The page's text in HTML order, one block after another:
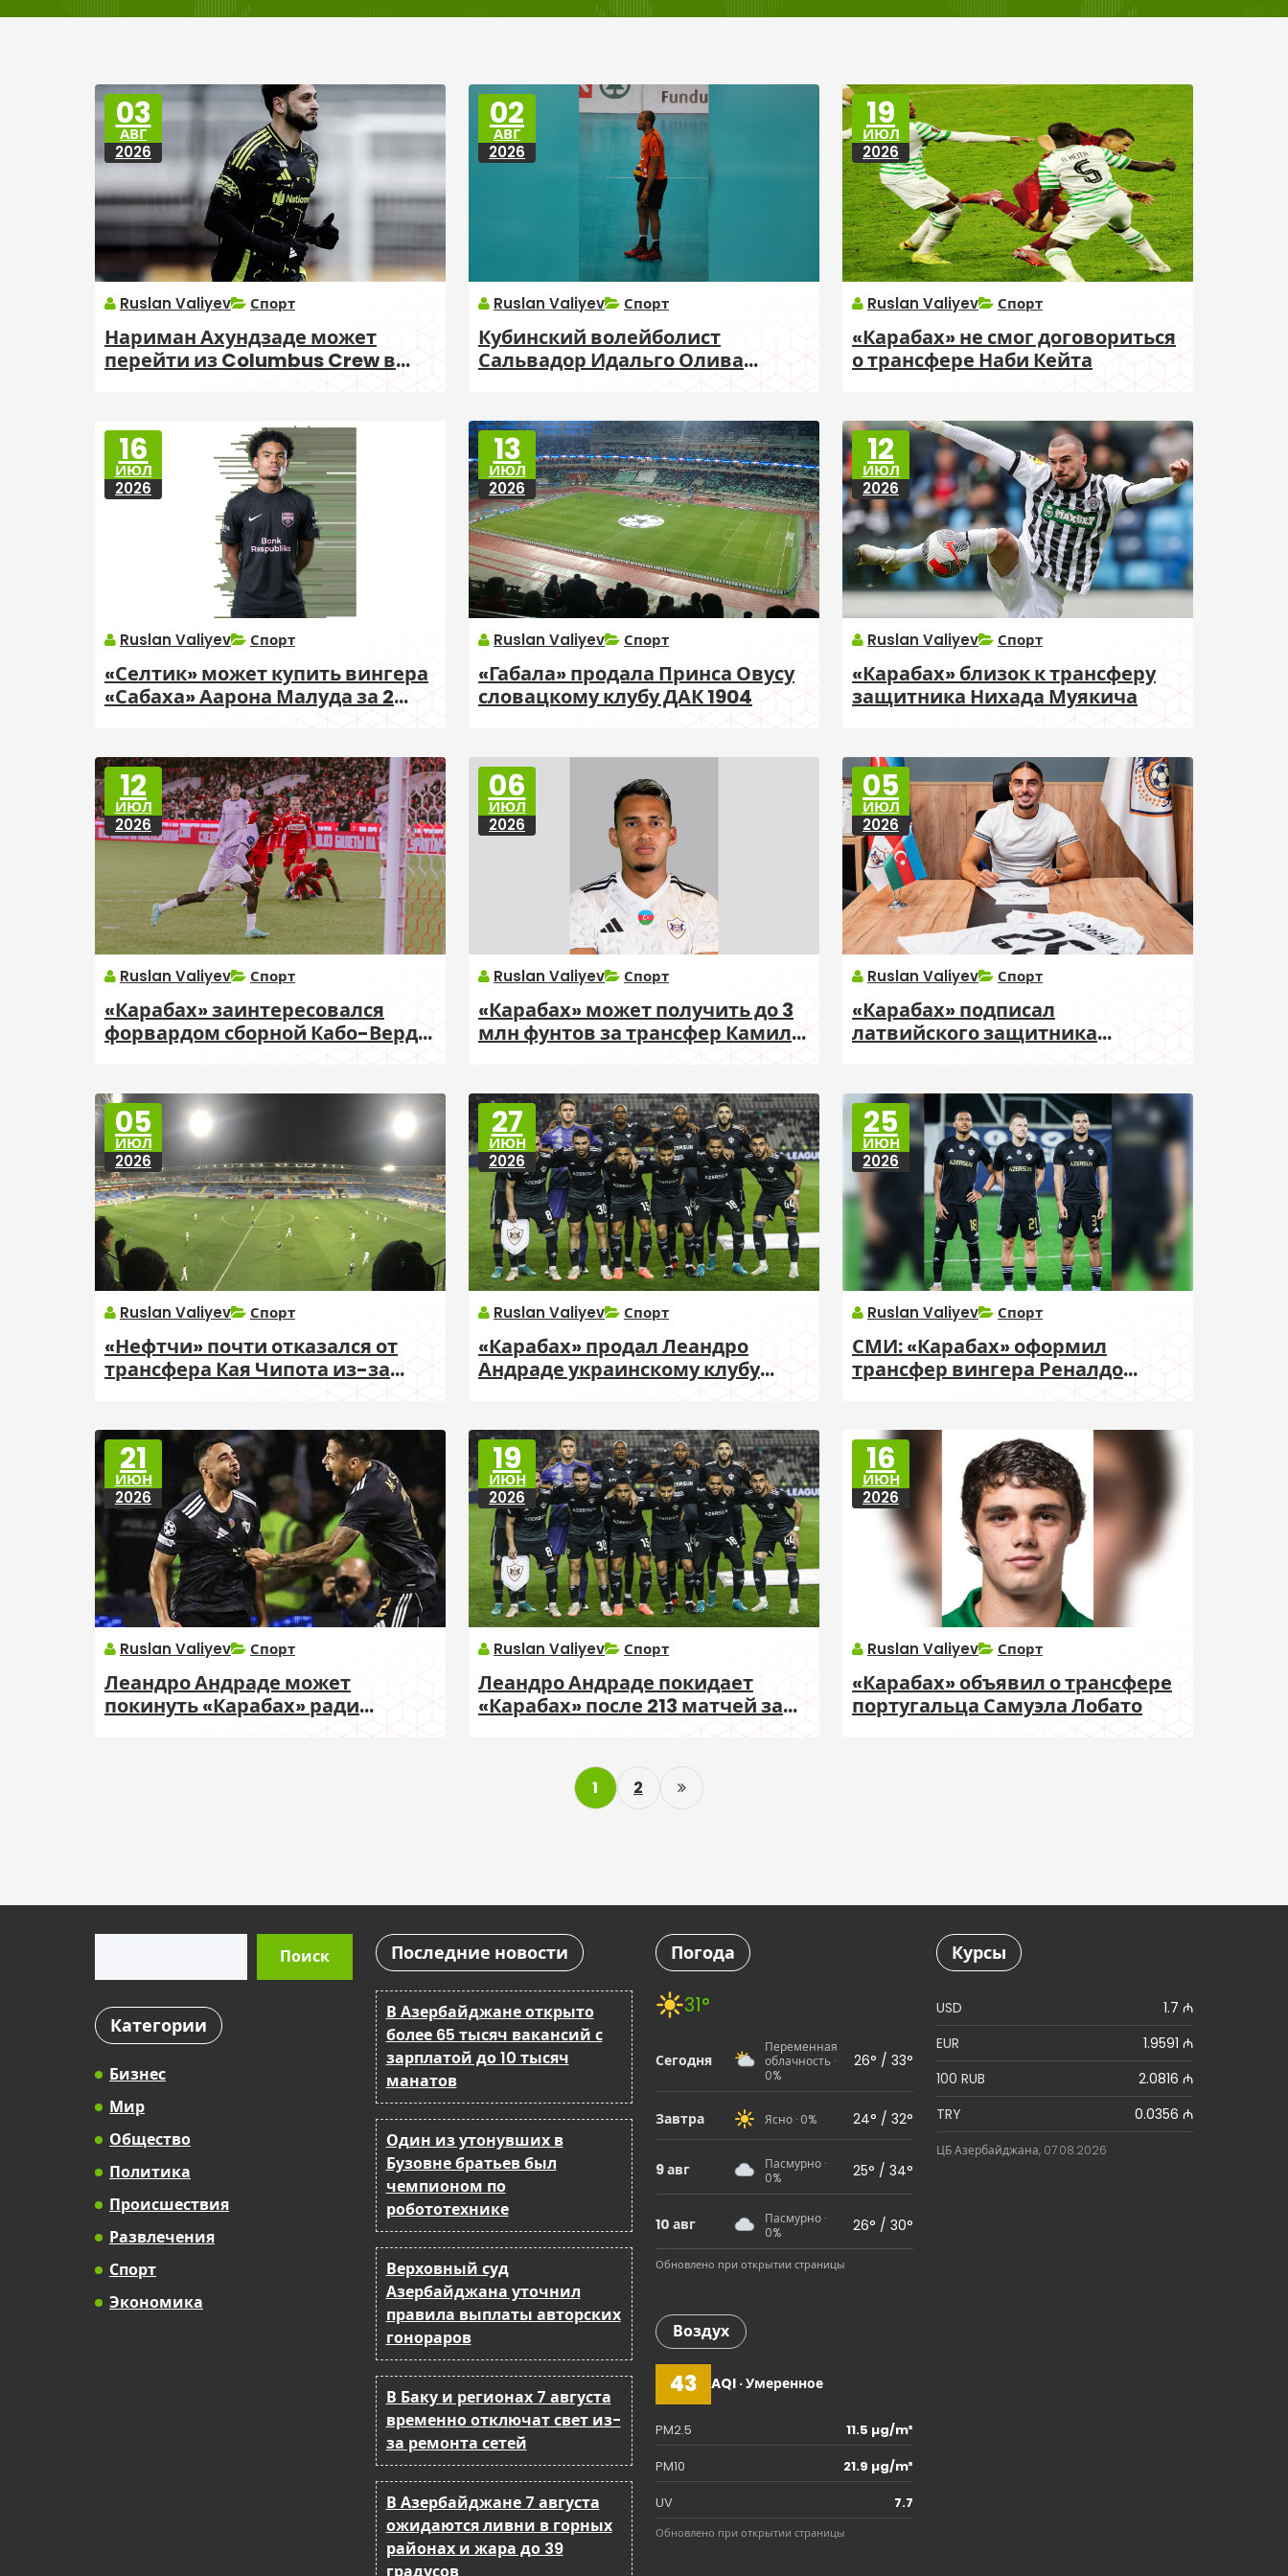
03
АВГ
2026
Ruslan Valiyev Спорт
Нариман Ахундзаде может
перейти из Columbus Crew в
02
АВГ
2026
Ruslan Valiyev Спорт
Кубинский волейболист
Сальвадор Идальго Олива
19
ИЮЛ
2026
Ruslan Valiyev Спорт
«Карабах» не смог договориться
о трансфере Наби Кейта
16
ИЮЛ
2026
Ruslan Valiyev Спорт
«Селтик» может купить вингера
«Сабаха» Аарона Малуда за 2
13
ИЮЛ
2026
Ruslan Valiyev Спорт
«Габала» продала Принса Овусу
словацкому клубу ДАК 1904
12
ИЮЛ
2026
Ruslan Valiyev Спорт
«Карабах» близок к трансферу
защитника Нихада Муякича
12
ИЮЛ
2026
Ruslan Valiyev Спорт
«Карабах» заинтересовался
форвардом сборной Кабо-Верде
06
ИЮЛ
2026
Ruslan Valiyev Спорт
«Карабах» может получить до 3
млн фунтов за трансфер Камило
05
ИЮЛ
2026
Ruslan Valiyev Спорт
«Карабах» подписал
латвийского защитника
05
ИЮЛ
2026
Ruslan Valiyev Спорт
«Нефтчи» почти отказался от
трансфера Кая Чипота из-за
27
ИЮН
2026
Ruslan Valiyev Спорт
«Карабах» продал Леандро
Андраде украинскому клубу
25
ИЮН
2026
Ruslan Valiyev Спорт
СМИ: «Карабах» оформил
трансфер вингера Реналдо
21
ИЮН
2026
Ruslan Valiyev Спорт
Леандро Андраде может
покинуть «Карабах» ради
19
ИЮН
2026
Ruslan Valiyev Спорт
Леандро Андраде покидает
«Карабах» после 213 матчей за
16
ИЮН
2026
Ruslan Valiyev Спорт
«Карабах» объявил о трансфере
португальца Самуэла Лобато
P
o
t
p
a
g
n
a
o
n
1 2
Поиск
Категории
Бизнес
Мир
Общество
Политика
Происшествия
Развлечения
Спорт
Экономика
Последние новости
В Азербайджане открыто
более 65 тысяч вакансий с
зарплатой до 10 тысяч
манатов
Один из утонувших в
Бузовне братьев был
чемпионом по
робототехнике
Верховный суд
Азербайджана уточнил
правила выплаты авторских
гонораров
В Баку и регионах 7 августа
временно отключат свет из-
за ремонта сетей
В Азербайджане 7 августа
ожидаются ливни в горных
районах и жара до 39
градусов
Погода
31°
Сегодня
Переменная
облачность ·
0%
26° / 33°
Завтра Ясно · 0% 24° / 32°
9 авг
Пасмурно ·
0%
25° / 34°
10 авг
Пасмурно ·
0%
26° / 30°
Обновлено при открытии страницы
Воздух
43 AQI · Умеренное
PM2.5
11.5 µg/m³
PM10
21.9 µg/m³
UV
7.7
Обновлено при открытии страницы
Курсы
USD
1.7 ₼
EUR
1.9591 ₼
100 RUB
2.0816 ₼
TRY
0.0356 ₼
ЦБ Азербайджана, 07.08.2026